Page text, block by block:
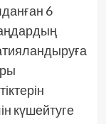
6
күшейтуге